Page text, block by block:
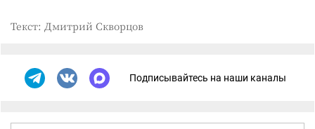
Текст: Дмитрий Скворцов
Подписывайтесь на наши каналы